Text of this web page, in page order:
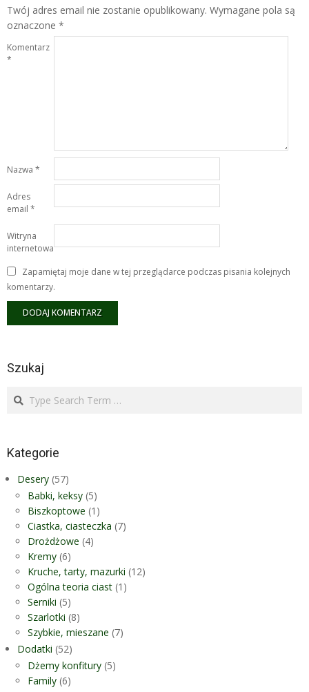
Twój adres email nie zostanie opublikowany. Wymagane pola są
oznaczone *
Komentarz
*
Nazwa *
Adres
email *
Witryna
internetowa
Zapamiętaj moje dane w tej przeglądarce podczas pisania kolejnych
komentarzy.
Szukaj
Search
Kategorie
Desery (57)
Babki, keksy (5)
Biszkoptowe (1)
Ciastka, ciasteczka (7)
Drożdżowe (4)
Kremy (6)
Kruche, tarty, mazurki (12)
Ogólna teoria ciast (1)
Serniki (5)
Szarlotki (8)
Szybkie, mieszane (7)
Dodatki (52)
Dżemy konfitury (5)
Family (6)